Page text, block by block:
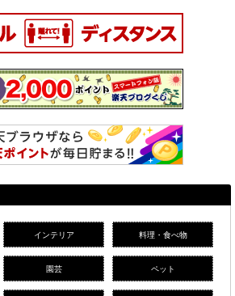
インテリア 料理・食べ物
園芸 ペット